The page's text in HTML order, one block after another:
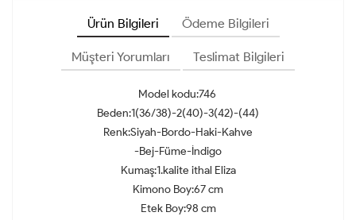
Ürün Bilgileri Ödeme Bilgileri
Müşteri Yorumları Teslimat Bilgileri
Model kodu:746
Beden:1(36/38)-2(40)-3(42)-(44)
Renk:Siyah-Bordo-Haki-Kahve
-Bej-Füme-İndigo
Kumaş:1.kalite ithal Eliza
Kimono Boy:67 cm
Etek Boy:98 cm